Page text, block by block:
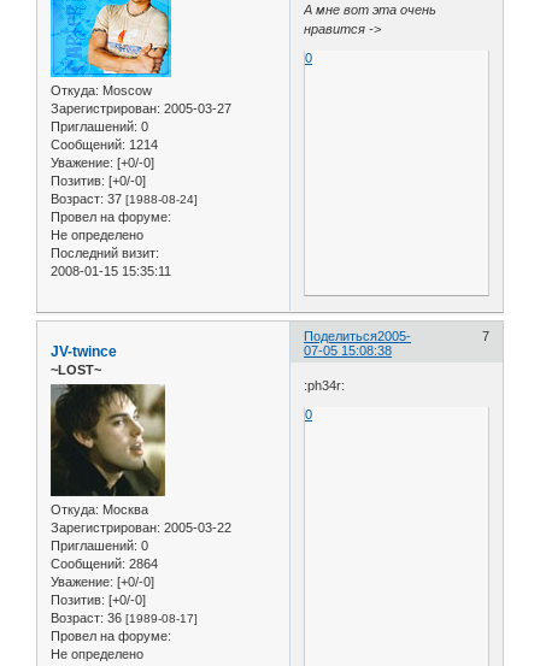
Откуда: Moscow
Зарегистрирован: 2005-03-27
Приглашений: 0
Сообщений: 1214
Уважение: [+0/-0]
Позитив: [+0/-0]
Возраст: 37 [1988-08-24]
Провел на форуме:
Не определено
Последний визит:
2008-01-15 15:35:11
А мне вот эта очень
нравится ->
0
Поделиться 7
2005-
07-05 15:08:38
JV-twince
~LOST~
Откуда: Москва
Зарегистрирован: 2005-03-22
Приглашений: 0
Сообщений: 2864
Уважение: [+0/-0]
Позитив: [+0/-0]
Возраст: 36 [1989-08-17]
Провел на форуме:
Не определено
:ph34r:
0